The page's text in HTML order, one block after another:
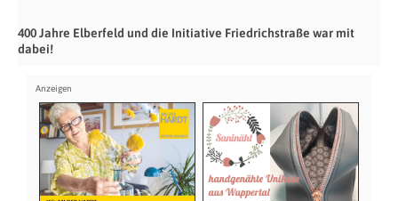
400 Jahre Elberfeld und die Initiative Friedrichstraße war mit
dabei!